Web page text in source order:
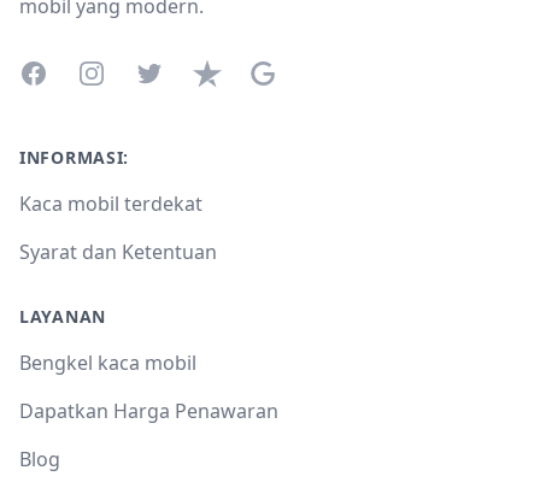
mobil yang modern.
FacebookInstagramTwitterTrustpilotGoogle Business Profile
INFORMASI:
Kaca mobil terdekat
Syarat dan Ketentuan
LAYANAN
Bengkel kaca mobil
Dapatkan Harga Penawaran
Blog